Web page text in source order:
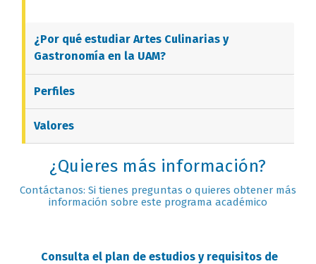
¿Por qué estudiarArtes Culinarias y
Gastronomía en la UAM?
Perfiles
Valores
¿Quieres más información?
Contáctanos: Si tienes preguntas o quieres obtener más
información sobre este programa académico
Consulta el plan de estudios y requisitos de